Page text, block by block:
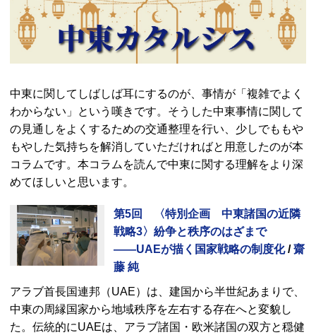
中東に関してしばしば耳にするのが、事情が「複雑でよく
わからない」という嘆きです。そうした中東事情に関して
の見通しをよくするための交通整理を行い、少しでももや
もやした気持ちを解消していただければと用意したのが本
コラムです。本コラムを読んで中東に関する理解をより深
めてほしいと思います。
第5回 〈特別企画 中東諸国の近隣
戦略3〉紛争と秩序のはざまで
――UAEが描く国家戦略の制度化/齋
藤 純
アラブ首長国連邦（UAE）は、建国から半世紀あまりで、
中東の周縁国家から地域秩序を左右する存在へと変貌し
た。伝統的にUAEは、アラブ諸国・欧米諸国の双方と穏健